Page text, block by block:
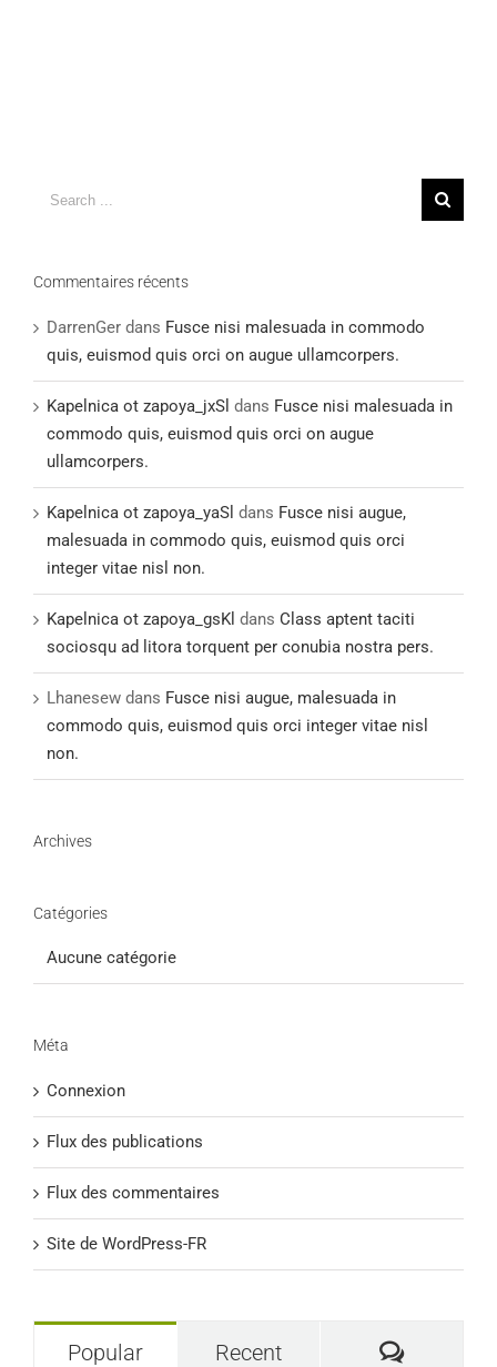
Search
Commentaires récents
DarrenGer dans Fusce nisi malesuada in commodo
quis, euismod quis orci on augue ullamcorpers.
Kapelnica ot zapoya_jxSl dans Fusce nisi malesuada in
commodo quis, euismod quis orci on augue
ullamcorpers.
Kapelnica ot zapoya_yaSl dans Fusce nisi augue,
malesuada in commodo quis, euismod quis orci
integer vitae nisl non.
Kapelnica ot zapoya_gsKl dans Class aptent taciti
sociosqu ad litora torquent per conubia nostra pers.
Lhanesew dans Fusce nisi augue, malesuada in
commodo quis, euismod quis orci integer vitae nisl
non.
Archives
Catégories
Aucune catégorie
Méta
Connexion
Flux des publications
Flux des commentaires
Site de WordPress-FR
Popular Recent